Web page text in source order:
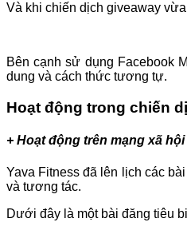
Và khi chiến dịch giveaway
Bên cạnh sử dụng Facebook
dung và cách thức tương tự.
Hoạt động trong chiến
+ Hoạt động trên mạng xã hội
Yava Fitness đã lên lịch các
và tương tác.
Dưới đây là một bài đăng tiêu